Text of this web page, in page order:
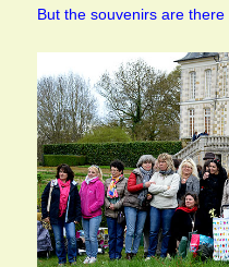
But the souvenirs are there